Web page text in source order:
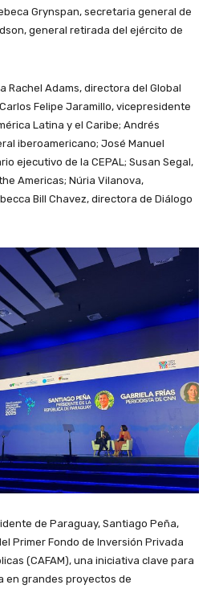
Grynspan, secretaria general de
general retirada del ejército de
Rachel Adams, directora del Global
Felipe Jaramillo, vicepresidente
Latina y el Caribe; Andrés
iberoamericano; José Manuel
ejecutivo de la CEPAL; Susan Segal,
Americas; Núria Vilanova,
Bill Chavez, directora de Diálogo
de Paraguay, Santiago Peña,
Primer Fondo de Inversión Privada
(CAFAM), una iniciativa clave para
en grandes proyectos de